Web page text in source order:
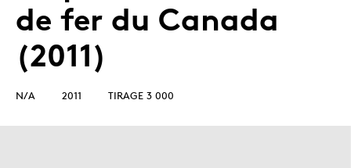
de fer du Canada
(2011)
N/A 2011 TIRAGE 3 000